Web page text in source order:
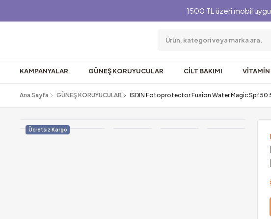
1500 TL üzeri mobil
KAMPANYALAR GÜNEŞ KORUYUCULAR CİLT BAKIMI VİTAMİN
Ana Sayfa GÜNEŞ KORUYUCULAR ISDIN Fotoprotector Fusion Water Magic Spf50
Ücretsiz Kargo